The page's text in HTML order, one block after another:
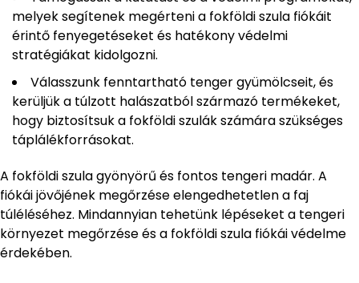
melyek segítenek megérteni a fokföldi szula fiókáit
érintő fenyegetéseket és hatékony védelmi
stratégiákat kidolgozni.
Válasszunk fenntartható tenger gyümölcseit, és
kerüljük a túlzott halászatból származó termékeket,
hogy biztosítsuk a fokföldi szulák számára szükséges
táplálékforrásokat.
A fokföldi szula gyönyörű és fontos tengeri madár. A
fiókái jövőjének megőrzése elengedhetetlen a faj
túléléséhez. Mindannyian tehetünk lépéseket a tengeri
környezet megőrzése és a fokföldi szula fiókái védelme
érdekében.